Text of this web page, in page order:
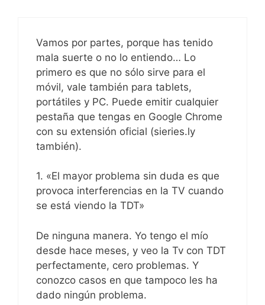
Vamos por partes, porque has tenido
mala suerte o no lo entiendo… Lo
primero es que no sólo sirve para el
móvil, vale también para tablets,
portátiles y PC. Puede emitir cualquier
pestaña que tengas en Google Chrome
con su extensión oficial (sieries.ly
también).
1. «El mayor problema sin duda es que
provoca interferencias en la TV cuando
se está viendo la TDT»
De ninguna manera. Yo tengo el mío
desde hace meses, y veo la Tv con TDT
perfectamente, cero problemas. Y
conozco casos en que tampoco les ha
dado ningún problema.